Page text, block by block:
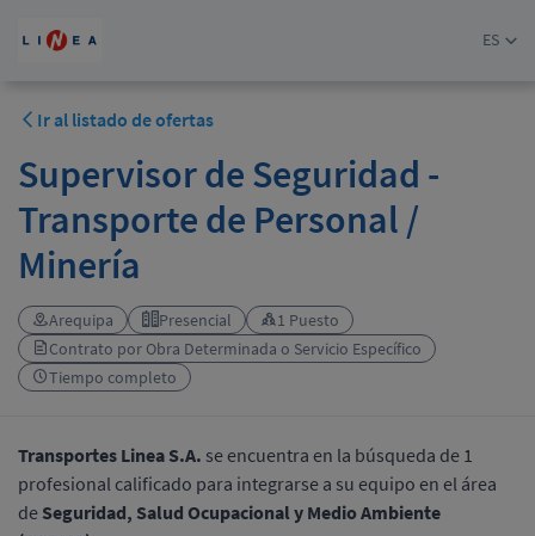
ES
Ir al listado de ofertas
Supervisor de Seguridad -
Transporte de Personal /
Minería
Arequipa Presencial
1 Puesto
Contrato por Obra Determinada o Servicio Específico
Tiempo completo
Transportes Linea S.A. se encuentra en la búsqueda de 1
profesional calificado para integrarse a su equipo en el área
de Seguridad, Salud Ocupacional y Medio Ambiente